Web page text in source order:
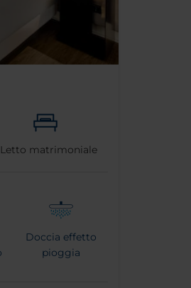
Letto matrimoniale
Doccia effetto
pioggia